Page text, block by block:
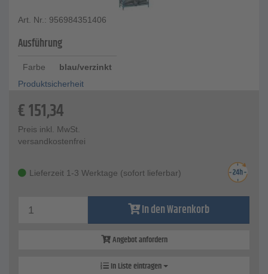
Art. Nr.: 956984351406
Ausführung
Farbe
blau/verzinkt
Produktsicherheit
€151,34
Preis inkl. MwSt.
versandkostenfrei
Lieferzeit 1-3 Werktage (sofort lieferbar)
In den Warenkorb
Angebot anfordern
In Liste eintragen